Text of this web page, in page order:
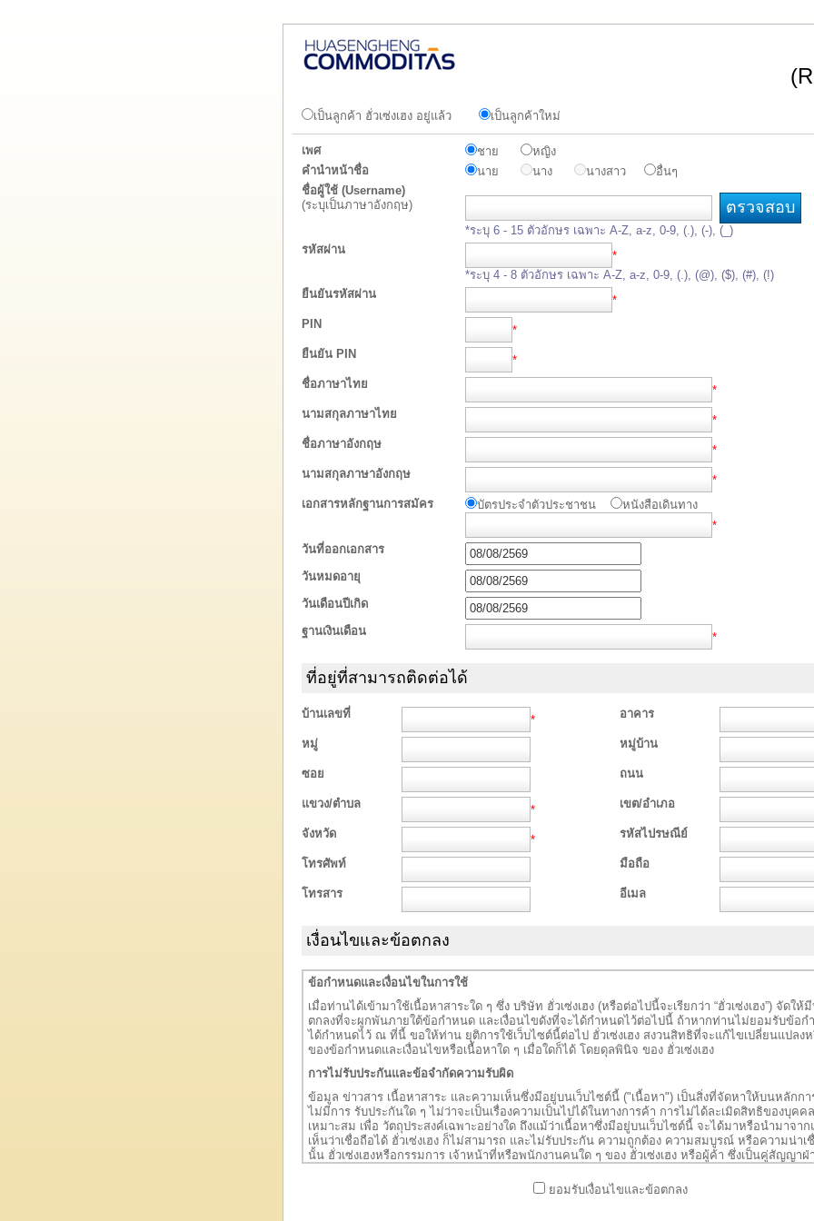
เป็นลูกค้า ฮั่วเซ่งเฮง อยู่แล้ว เป็นลูกค้าใหม่
เพศ ชาย
หญิง
คำนำหน้าชื่อ
นาย นาง นางสาว
อื่นๆ
ชื่อผู้ใช้ (Username)
(ระบุเป็นภาษาอังกฤษ)
*ระบุ 6 - 15 ตัวอักษร เฉพาะ A-Z, a-z, 0-9, (.), (-), (_)
รหัสผ่าน
*
*ระบุ 4 - 8 ตัวอักษร เฉพาะ A-Z, a-z, 0-9, (.), (@), ($), (#), (!)
ยืนยันรหัสผ่าน
*
PIN
*
ยืนยัน PIN
*
ชื่อภาษาไทย
*
นามสกุลภาษาไทย
*
ชื่อภาษาอังกฤษ
*
นามสกุลภาษาอังกฤษ
*
เอกสารหลักฐานการสมัคร
บัตรประจำตัวประชาชน
หนังสือเดินทาง
*
วันที่ออกเอกสาร
วันหมดอายุ
วันเดือนปีเกิด
ฐานเงินเดือน
*
ที่อยู่ที่สามารถติดต่อได้
บ้านเลขที่ * อาคาร
หมู่ หมู่บ้าน
ซอย ถนน
แขวง/ตำบล * เขต/อำเภอ
จังหวัด * รหัสไปรษณีย์
โทรศัพท์ มือถือ
โทรสาร อีเมล
เงื่อนไขและข้อตกลง
ข้อกำหนดและเงื่อนไขในการใช้
เมื่อท่านได้เข้ามาใช้เนื้อหาสาระใด ๆ ซึ่ง บริษัท ฮั่วเซ่งเฮง (หรือต่อไปนี้จะเรียกว่า “ฮั่วเซ่งเฮง”) จัดใ
ตกลงที่จะผูกพันภายใต้ข้อกำหนด และเงื่อนไขดังที่จะได้กำหนดไว้ต่อไปนี้ ถ้าหากท่านไม่ยอมรับข้อก
ได้กำหนดไว้ ณ ที่นี้ ขอให้ท่าน ยุติการใช้เว็บไซต์นี้ต่อไป ฮั่วเซ่งเฮง สงวนสิทธิที่จะแก้ไขเปลี่ยนแปลง
ของข้อกำหนดและเงื่อนไขหรือเนื้อหาใด ๆ เมื่อใดก็ได้ โดยดุลพินิจ ของ ฮั่วเซ่งเฮง
การไม่รับประกันและข้อจำกัดความรับผิด
ข้อมูล ข่าวสาร เนื้อหาสาระ และความเห็นซึ่งมีอยู่บนเว็บไซต์นี้ ("เนื้อหา") เป็นสิ่งที่จัดหาให้บนหลักก
ไม่มีการ รับประกันใด ๆ ไม่ว่าจะเป็นเรื่องความเป็นไปได้ในทางการค้า การไม่ได้ละเมิดสิทธิของบุค
เหมาะสม เพื่อ วัตถุประสงค์เฉพาะอย่างใด ถึงแม้ว่าเนื้อหาซึ่งมีอยู่บนเว็บไซต์นี้ จะได้มาหรือนำมาจาก
เห็นว่าเชื่อถือได้ ฮั่วเซ่งเฮง ก็ไม่สามารถ และไม่รับประกัน ความถูกต้อง ความสมบูรณ์ หรือความน่าเ
นั้น ฮั่วเซ่งเฮงหรือกรรมการ เจ้าหน้าที่หรือพนักงานคนใด ๆ ของ ฮั่วเซ่งเฮง หรือผู้ค้า ซึ่งเป็นคู่สัญญา
ความเสียหายต่อเนื่อง การสูญเสียผลกำไร หรือความเสียหายใด ๆ อันเกิดจากการสูญหายของข้อมูล
ยอมรับเงื่อนไขและข้อตกลง